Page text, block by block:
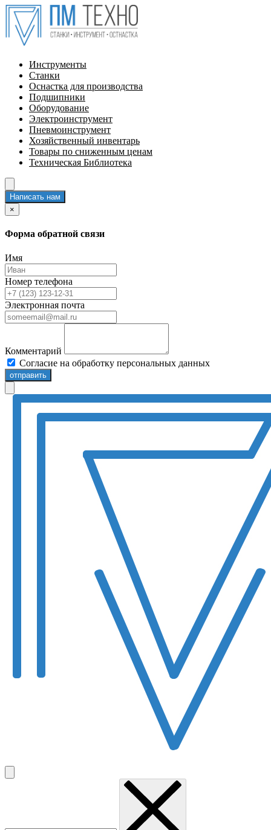
Инструменты
Станки
Оснастка для производства
Подшипники
Оборудование
Электроинструмент
Пневмоинструмент
Хозяйственный инвентарь
Товары по сниженным ценам
Техническая Библиотека
Написать нам
×
Форма обратной связи
Имя
Номер телефона
Электронная почта
Комментарий
Согласие на обработку персональных данных
отправить